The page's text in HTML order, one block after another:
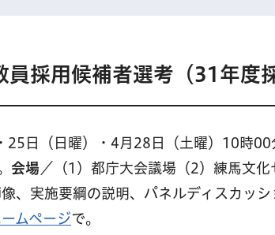
員採用候補者選考（31年度
25日（日曜）・4月28日（土曜）10時
会場 ／（1）都庁大会議場（2）練馬文化
、実施要綱の説明、パネルディスカッシ
ームページで。